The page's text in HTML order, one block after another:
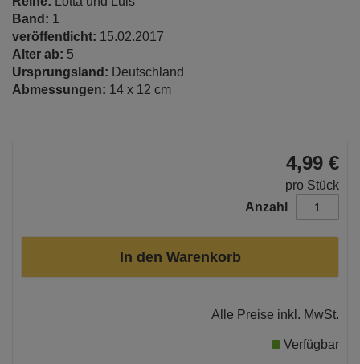
Band: 1
veröffentlicht: 15.02.2017
Alter ab: 5
Ursprungsland: Deutschland
Abmessungen: 14 x 12 cm
4,99 €
pro Stück
Anzahl
In den Warenkorb
Alle Preise inkl. MwSt.
Verfügbar